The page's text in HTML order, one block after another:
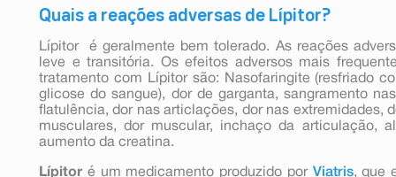
Quais a reações adversas de Lípitor?
Lípitor é geralmente bem tolerado. As reações
leve e transitória. Os efeitos adversos mais
tratamento com Lípitor são: Nasofaringite (resfriado
glicose do sangue), dor de garganta, sangramento
flatulência, dor nas articlações, dor nas extremidades,
musculares, dor muscular, inchaço da articulação,
aumento da creatina.
Lípitoré um medicamento produzido por Viatris, que